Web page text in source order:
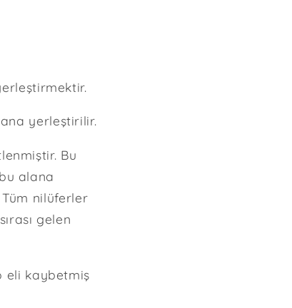
yerleştirilir.
Bu
alana
nilüferler
gelen
eli kaybetmiş